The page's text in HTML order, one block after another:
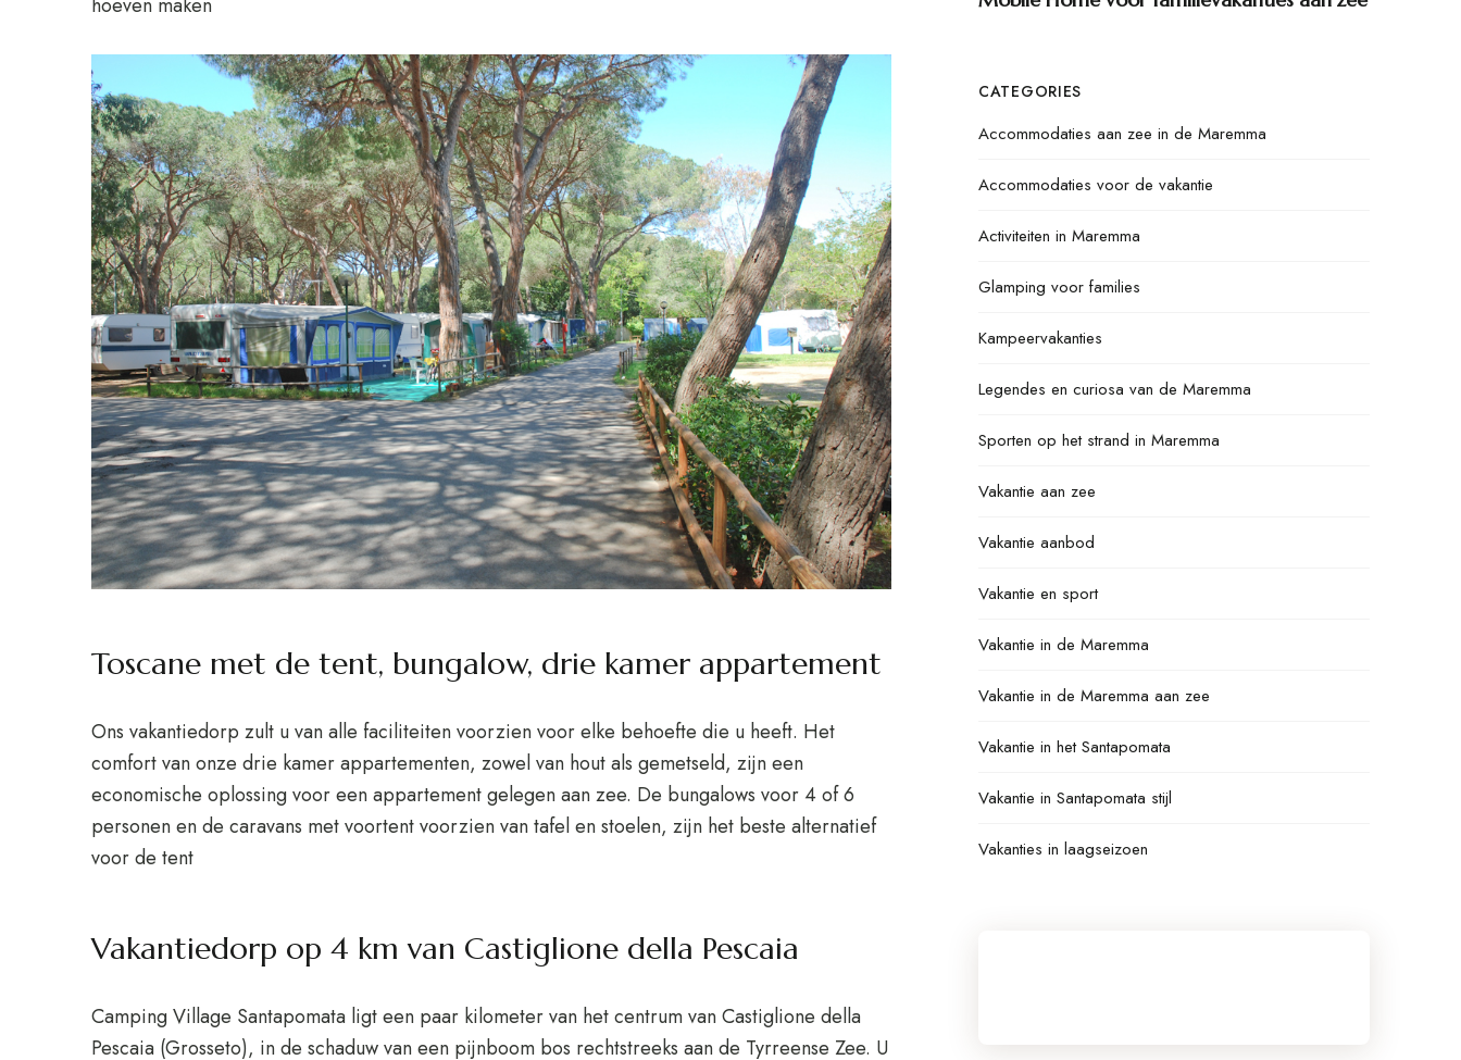
Toscane met de tent, bungalow, drie kamer appartement
Ons vakantiedorp zult u van alle faciliteiten voorzien voor elke behoefte die u heeft. Het
comfort van onze drie kamer appartementen, zowel van hout als gemetseld, zijn een
economische oplossing voor een appartement gelegen aan zee. De bungalows voor 4 of 6
personen en de caravans met voortent voorzien van tafel en stoelen, zijn het beste alternatief
voor de tent
Vakantiedorp op 4 km van Castiglione della Pescaia
Camping Village Santapomata ligt een paar kilometer van het centrum van Castiglione della
Pescaia (Grosseto), in de schaduw van een pijnboom bos rechtstreeks aan de Tyrreense Zee. U
CATEGORIES
Accommodaties aan zee in de Maremma
Accommodaties voor de vakantie
Activiteiten in Maremma
Glamping voor families
Kampeervakanties
Legendes en curiosa van de Maremma
Sporten op het strand in Maremma
Vakantie aan zee
Vakantie aanbod
Vakantie en sport
Vakantie in de Maremma
Vakantie in de Maremma aan zee
Vakantie in het Santapomata
Vakantie in Santapomata stijl
Vakanties in laagseizoen